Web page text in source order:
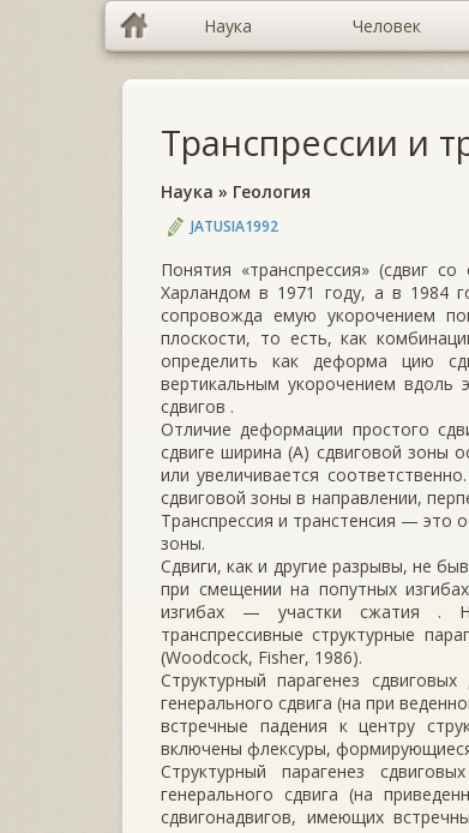
Наука Человек
Транспрессии и
Наука » Геология
JATUSIA1992
Понятия «транспрессия» (сдвиг
Харландом в 1971 году, а в 1984
сопровожда­ емую укорочением
плоскости, то есть, как
определить как деформа­ цию
вертикальным укорочением вдоль
сдвигов .
Отличие деформации простого
сдвиге ширина (А) сдвиговой зо­ны
или увеличивается
сдвиговой зоны в направлении,
Транспрессия и транстен­сия —
зоны.
Сдвиги, как и другие разрывы, не
при смещении на попутных
изгибах — участки сжатия . Н.
транспрессивные структурные
(Woodcock, Fisher, 1986).
Структурный парагенез
генерального сдвига (на при­
встречные падения к центру
включены флексуры,
Структурный парагенез
генерального сдвига (на
сдвигонадвигов, имеющих